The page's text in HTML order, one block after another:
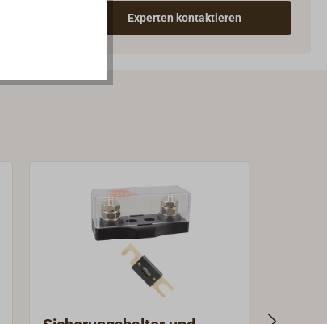
Experten kontaktieren